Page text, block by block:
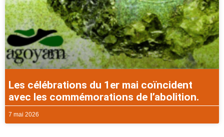
Les célébrations du 1er mai coïncident
avec les commémorations de l’abolition.
7 mai 2026